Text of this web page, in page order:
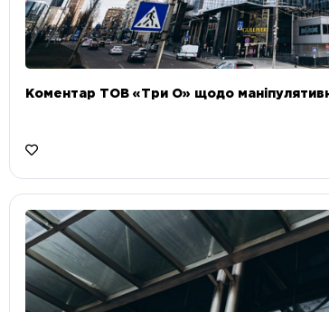
Коментар ТОВ «Три О» щодо